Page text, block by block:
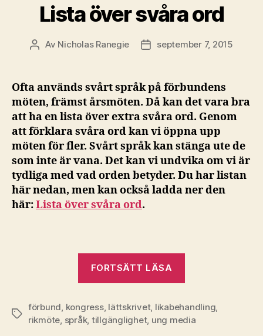
Lista över svåra ord
Inläggsförfattare
Av Nicholas Ranegie Inläggsdatum
september 7, 2015
Ofta används svårt språk på förbundens
möten, främst årsmöten. Då kan det vara bra
att ha en lista över extra svåra ord. Genom
att förklara svåra ord kan vi öppna upp
möten för fler. Svårt språk kan stänga ute de
som inte är vana. Det kan vi undvika om vi är
tydliga med vad orden betyder. Du har listan
här nedan, men kan också ladda ner den
här:Lista över svåra ord.
FORTSÄTT LÄSA
ord”
Etiketter
förbund kongress, lättskrivet, likabehandling
rikmöte språk, tillgänglighet, ung media